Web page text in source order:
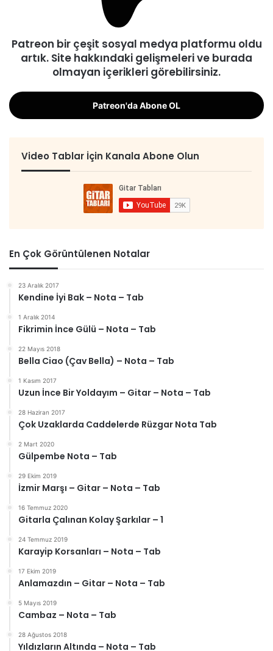
Patreon bir çeşit sosyal medya platformu oldu
artık. Site hakkındaki gelişmeleri ve burada
olmayan içerikleri görebilirsiniz.
Patreon'da Abone OL
Video Tablar İçin Kanala Abone Olun
En Çok Görüntülenen Notalar
23 Aralık 2017
Kendine İyi Bak – Nota – Tab
1 Aralık 2014
Fikrimin İnce Gülü – Nota – Tab
22 Mayıs 2018
Bella Ciao (Çav Bella) – Nota – Tab
1 Kasım 2017
Uzun İnce Bir Yoldayım – Gitar – Nota – Tab
28 Haziran 2017
Çok Uzaklarda Caddelerde Rüzgar Nota Tab
2 Mart 2020
Gülpembe Nota – Tab
29 Ekim 2019
İzmir Marşı – Gitar – Nota – Tab
16 Temmuz 2020
Gitarla Çalınan Kolay Şarkılar – 1
24 Temmuz 2019
Karayip Korsanları – Nota – Tab
17 Ekim 2019
Anlamazdın – Gitar – Nota – Tab
5 Mayıs 2019
Cambaz – Nota – Tab
28 Ağustos 2018
Yıldızların Altında – Nota – Tab